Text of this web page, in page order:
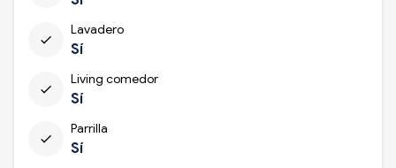
check
Lavadero
Sí
check
Living comedor
Sí
check
Parrilla
Sí